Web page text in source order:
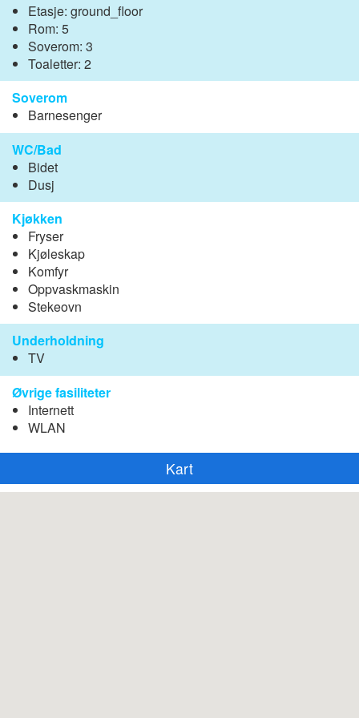
Etasje: ground_floor
Rom: 5
Soverom: 3
Toaletter: 2
Soverom
Barnesenger
WC/Bad
Bidet
Dusj
Kjøkken
Fryser
Kjøleskap
Komfyr
Oppvaskmaskin
Stekeovn
Underholdning
TV
Øvrige fasiliteter
Internett
WLAN
Kart